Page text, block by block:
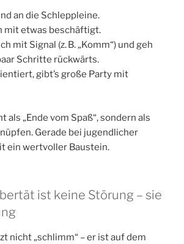
an die Schleppleine.
mit etwas beschäftigt.
mit Signal (z. B. „Komm“) und geh
Schritte rückwärts.
gibt’s große Party mit
als „Ende vom Spaß“, sondern als
Gerade bei jugendlicher
ein wertvoller Baustein.
ist keine Störung – sie
nicht „schlimm“ – er ist auf dem